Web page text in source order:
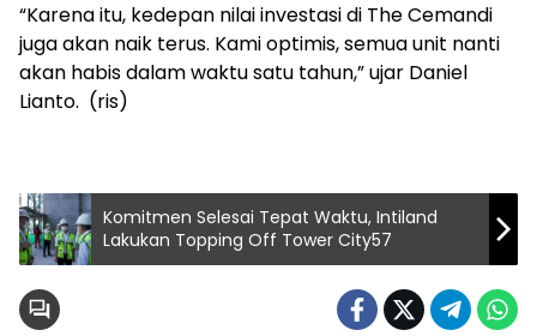
“Karena itu, kedepan nilai investasi di The Cemandi
juga akan naik terus. Kami optimis, semua unit nanti
akan habis dalam waktu satu tahun,” ujar Daniel
Lianto. (ris)
Komitmen Selesai Tepat Waktu, Intiland
Lakukan Topping Off Tower City57